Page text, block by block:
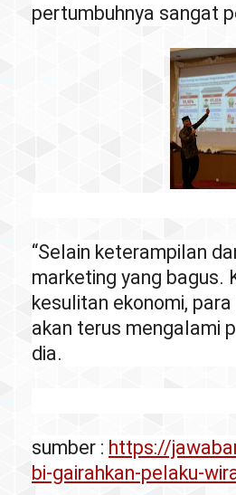
pertumbuhnya sangat
“Selain keterampilan
marketing yang bagus.
kesulitan ekonomi,
akan terus mengalami
dia.
sumber : https://
bi-gairahkan-pelaku-